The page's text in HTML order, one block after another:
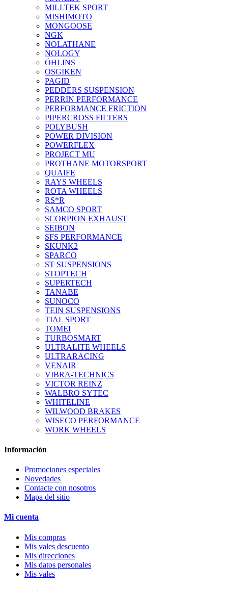
MILLTEK SPORT
MISHIMOTO
MONGOOSE
NGK
NOLATHANE
NOLOGY
ÖHLINS
OSGIKEN
PAGID
PEDDERS SUSPENSION
PERRIN PERFORMANCE
PERFORMANCE FRICTION
PIPERCROSS FILTERS
POLYBUSH
POWER DIVISION
POWERFLEX
PROJECT MU
PROTHANE MOTORSPORT
QUAIFE
RAYS WHEELS
ROTA WHEELS
RS*R
SAMCO SPORT
SCORPION EXHAUST
SEIBON
SFS PERFORMANCE
SKUNK2
SPARCO
ST SUSPENSIONS
STOPTECH
SUPERTECH
TANABE
SUNOCO
TEIN SUSPENSIONS
TIAL SPORT
TOMEI
TURBOSMART
ULTRALITE WHEELS
ULTRARACING
VENAIR
VIBRA-TECHNICS
VICTOR REINZ
WALBRO SYTEC
WHITELINE
WILWOOD BRAKES
WISECO PERFORMANCE
WORK WHEELS
Información
Promociones especiales
Novedades
Contacte con nosotros
Mapa del sitio
Mi cuenta
Mis compras
Mis vales descuento
Mis direcciones
Mis datos personales
Mis vales